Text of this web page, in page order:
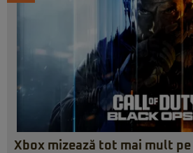
Xbox mizează tot mai mult